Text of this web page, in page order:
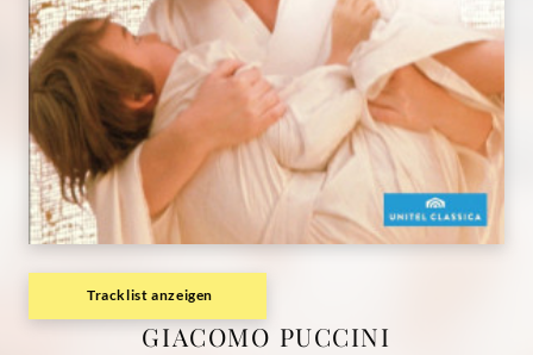
Tracklist anzeigen
GIACOMO PUCCINI